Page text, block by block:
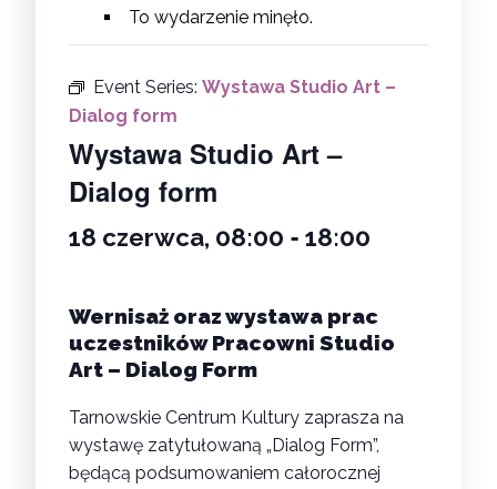
To wydarzenie minęło.
Event Series: Wystawa Studio Art –
Dialog form
Wystawa Studio Art –
Dialog form
18 czerwca, 08:00 - 18:00
Wernisaż oraz wystawa prac
uczestników Pracowni Studio
Art – Dialog Form
Tarnowskie Centrum Kultury zaprasza na
wystawę zatytułowaną „Dialog Form”,
będącą podsumowaniem całorocznej